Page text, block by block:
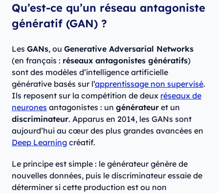
Qu’est-ce qu’un réseau antagoniste
génératif (GAN) ?
Les GANs, ou Generative Adversarial Networks
(en français : réseaux antagonistes génératifs)
sont des modèles d’intelligence artificielle
générative basés sur l’apprentissage non supervisé.
Ils reposent sur la compétition de deux réseaux de
neurones antagonistes : un générateur et un
discriminateur. Apparus en 2014, les GANs sont
aujourd’hui au cœur des plus grandes avancées en
Deep Learning créatif.
Le principe est simple : le générateur génère de
nouvelles données, puis le discriminateur essaie de
déterminer si cette production est ou non